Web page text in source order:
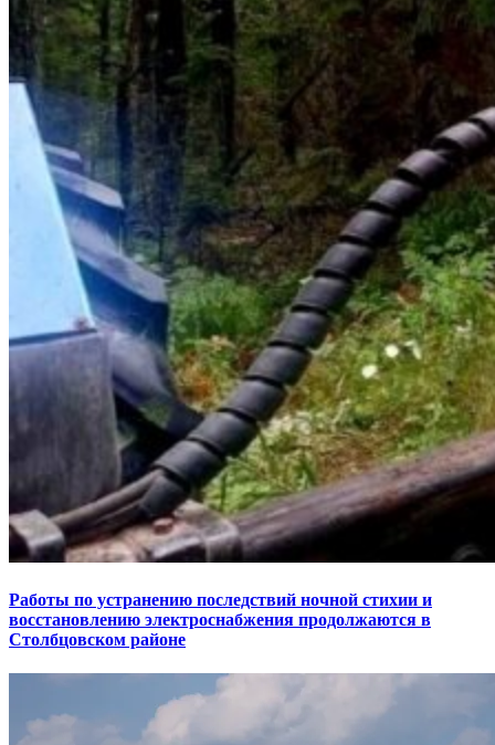
Работы по устранению последствий ночной стихии и
восстановлению электроснабжения продолжаются в
Столбцовском районе